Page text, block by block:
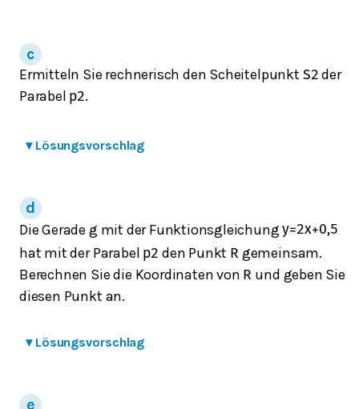
Ermitteln Sie rechnerisch den Scheitelpunkt S2 der
Parabel p2.
▾ Lösungsvorschlag
Die Gerade g mit der Funktionsgleichungy=2x+0,5
hat mit der Parabel p2 den Punkt R gemeinsam.
Berechnen Sie die Koordinaten von R und geben Sie
diesen Punkt an.
▾ Lösungsvorschlag